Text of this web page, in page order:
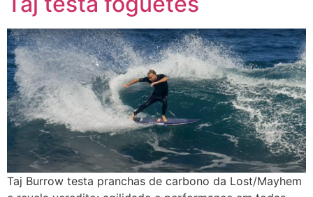
Taj Burrow testa pranchas de carbono da Lost/Mayhem